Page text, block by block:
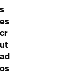
s
es
cr
ut
ad
os